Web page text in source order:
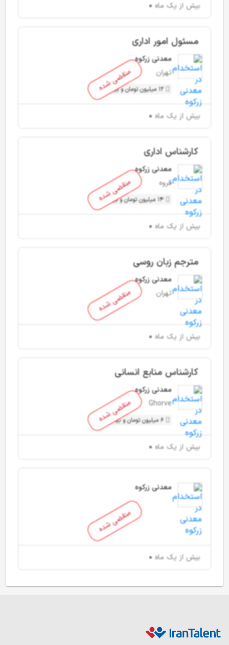
بیش از یک ماه
منقضی شده
مسئول امور اداری
معدنی زرکوه
تهران
12 میلیون تومان و بیشتر
بیش از یک ماه
منقضی شده
کارشناس اداری
معدنی زرکوه
قروه
14 میلیون تومان و بیشتر
بیش از یک ماه
منقضی شده
مترجم زبان روسی
معدنی زرکوه
تهران
بیش از یک ماه
منقضی شده
کارشناس منابع انسانی
معدنی زرکوه
Ghorve
6 میلیون تومان و بیشتر
بیش از یک ماه
منقضی شده
معدنی زرکوه
بیش از یک ماه